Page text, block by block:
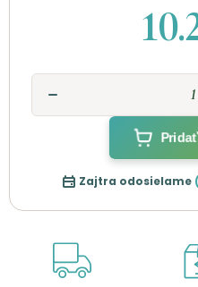
Zajtra odosielame